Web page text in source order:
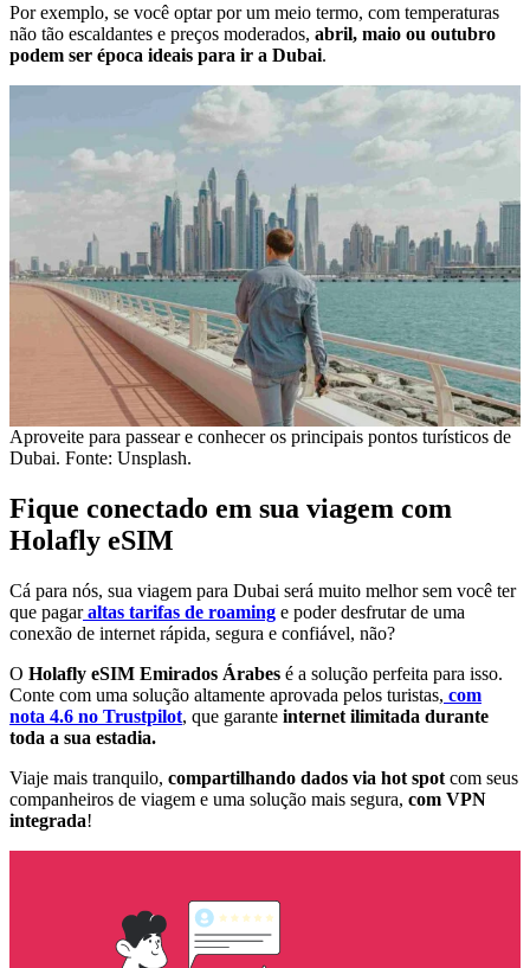
Por exemplo, se você optar por um meio termo, com temperaturas
não tão escaldantes e preços moderados, abril, maio ou outubro
podem ser época ideais para ir a Dubai.
Aproveite para passear e conhecer os principais pontos turísticos de
Dubai. Fonte: Unsplash.
Fique conectado em sua viagem com
Holafly eSIM
Cá para nós, sua viagem para Dubai será muito melhor sem você ter
que pagar altas tarifas de roaming e poder desfrutar de uma
conexão de internet rápida, segura e confiável, não?
O Holafly eSIM Emirados Árabes é a solução perfeita para isso.
Conte com uma solução altamente aprovada pelos turistas, com
nota 4.6 no Trustpilot, que garante internet ilimitada durante
toda a sua estadia.
Viaje mais tranquilo, compartilhando dados via hot spot com seus
companheiros de viagem e uma solução mais segura, com VPN
integrada!